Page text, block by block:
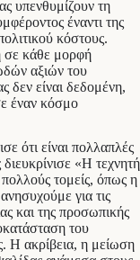
υπενθυμίζουν τη
έναντι της
κόστους.
σε κάθε μορφή
αξιών του
δεν είναι δεδομένη,
έναν κόσμο
ότι είναι πολλαπλές
«Η τεχνητή
τομείς, όπως η
για τις
και της προσωπικής
του
Η ακρίβεια, η μείωση